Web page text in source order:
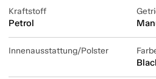
Kraftstoff
Petrol
Innenausstattung/Polster